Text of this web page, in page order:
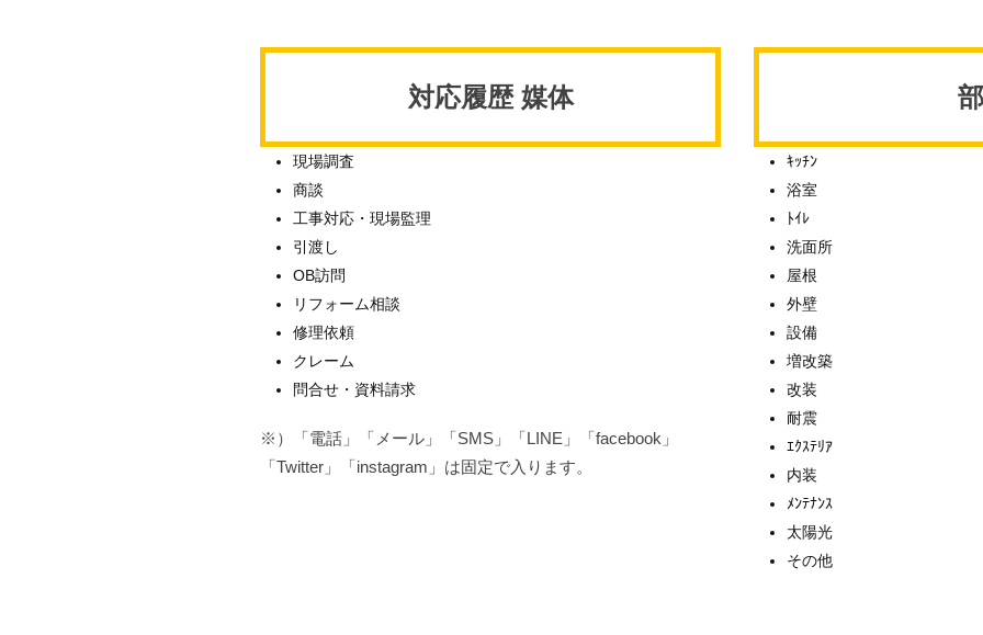
対応履歴 媒体
現場調査
商談
工事対応・現場監理
引渡し
OB訪問
リフォーム相談
修理依頼
クレーム
問合せ・資料請求
※）「電話」「メール」「SMS」「LINE」「facebook」
「Twitter」「instagram」は固定で入ります。
ｷｯﾁﾝ
浴室
ﾄｲﾚ
洗面所
屋根
外壁
設備
増改築
改装
耐震
ｴｸｽﾃﾘｱ
内装
ﾒﾝﾃﾅﾝｽ
太陽光
その他